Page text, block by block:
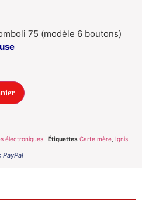
75 (modèle 6 boutons)
électroniques Étiquettes Carte mère Ignis
PayPal